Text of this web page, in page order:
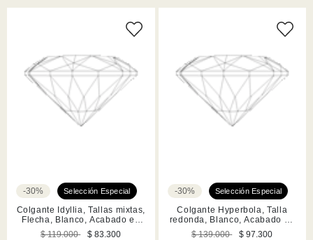
-30%
Colgante Idyllia, Tallas mixtas,
Flecha, Blanco, Acabado en
rodio
$ 119.000
$ 83.300
-30%
Colgante Hyperbola, Talla
redonda, Blanco, Acabado en
rodio
$ 139.000
$ 97.300